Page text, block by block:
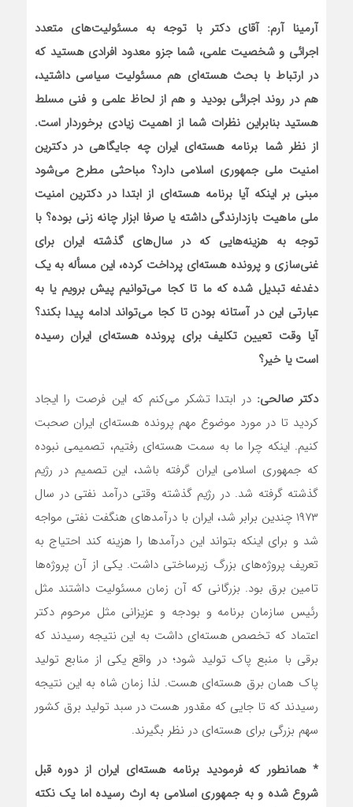
آرمینا آرم: آقای دکتر با توجه به مسئولیت‌های متعدد
اجرائی و شخصیت علمی، شما جزو معدود افرادی هستید که
در ارتباط با بحث هسته‌ای هم مسئولیت سیاسی داشتید،
هم در روند اجرائی بودید و هم از لحاظ علمی و فنی مسلط
هستید بنابراین نظرات شما از اهمیت زیادی برخوردار است.
از نظر شما برنامه هسته‌ای ایران چه جایگاهی در دکترین
امنیت ملی جمهوری اسلامی دارد؟ مباحثی مطرح می‌شود
مبنی بر اینکه آیا برنامه هسته‌ای از ابتدا در دکترین امنیت
ملی ماهیت بازدارندگی داشته یا صرفا ابزار چانه زنی بوده؟ با
توجه به هزینه‌هایی که در سال‌های گذشته ایران برای
غنی‌سازی و پرونده هسته‌ای پرداخت کرده، این مسأله به یک
دغدغه تبدیل شده که ما تا کجا می‌توانیم پیش برویم یا به
عبارتی این در آستانه بودن تا کجا می‌تواند ادامه پیدا بکند؟
آیا وقت تعیین تکلیف برای پرونده هسته‌ای ایران رسیده
است یا خیر؟
دکتر صالحی: در ابتدا تشکر می‌کنم که این فرصت را ایجاد
کردید تا در مورد موضوع مهم پرونده هسته‌ای ایران صحبت
کنیم. اینکه چرا ما به سمت هسته‌ای رفتیم، تصمیمی نبوده
که جمهوری اسلامی ایران گرفته باشد، این تصمیم در رژیم
گذشته گرفته شد. در رژیم گذشته وقتی درآمد نفتی در سال
۱۹۷۳ چندین برابر شد، ایران با درآمدهای هنگفت نفتی مواجه
شد و برای اینکه بتواند این درآمدها را هزینه کند احتیاج به
تعریف پروژه‌های بزرگ زیرساختی داشت. یکی از آن پروژه‌ها
تامین برق بود. بزرگانی که آن زمان مسئولیت داشتند مثل
رئیس سازمان برنامه و بودجه و عزیزانی مثل مرحوم دکتر
اعتماد که تخصص هسته‌ای داشت به این نتیجه رسیدند که
برقی با منبع پاک تولید شود؛ در واقع یکی از منابع تولید
پاک همان برق هسته‌ای هست. لذا زمان شاه به این نتیجه
رسیدند که تا جایی که مقدور هست در سبد تولید برق کشور
سهم بزرگی برای هسته‌ای در نظر بگیرند.
* همانطور که فرمودید برنامه هسته‌ای ایران از دوره قبل
شروع شده و به جمهوری اسلامی به ارث رسیده اما یک نکته